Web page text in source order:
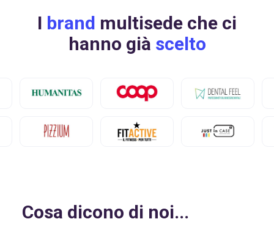
I brand multisede che ci
hanno già scelto
Cosa dicono di noi...